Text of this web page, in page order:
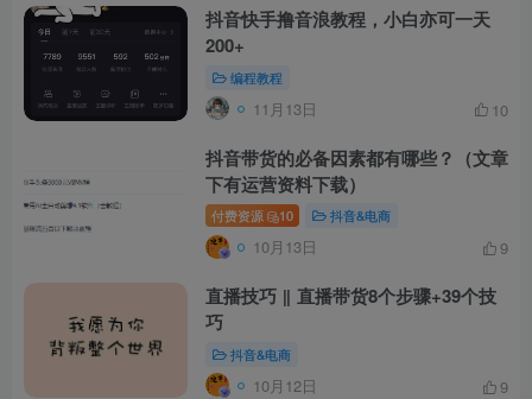
抖音快手撸音浪教程，小白亦可一天
200+
编程教程
11月13日 10
抖音带货的必备因素都有哪些？（文章
下有运营资料下载）
付费资源 10 抖音&电商
10月13日 9
直播技巧 ‖ 直播带货8个步骤+39个技
巧
抖音&电商
10月12日 9